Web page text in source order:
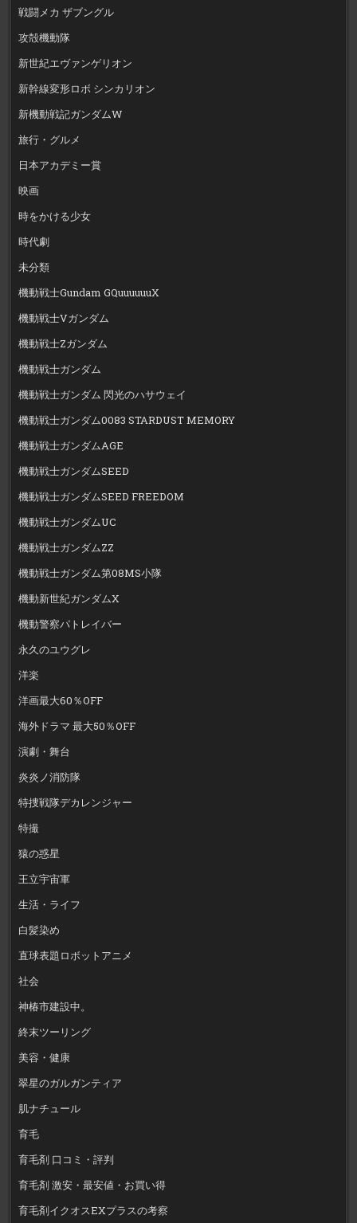
戦闘メカ ザブングル
攻殻機動隊
新世紀エヴァンゲリオン
新幹線変形ロボ シンカリオン
新機動戦記ガンダムW
旅行・グルメ
日本アカデミー賞
映画
時をかける少女
時代劇
未分類
機動戦士Gundam GQuuuuuuX
機動戦士Vガンダム
機動戦士Zガンダム
機動戦士ガンダム
機動戦士ガンダム 閃光のハサウェイ
機動戦士ガンダム0083 STARDUST MEMORY
機動戦士ガンダムAGE
機動戦士ガンダムSEED
機動戦士ガンダムSEED FREEDOM
機動戦士ガンダムUC
機動戦士ガンダムZZ
機動戦士ガンダム第08MS小隊
機動新世紀ガンダムX
機動警察パトレイバー
永久のユウグレ
洋楽
洋画最大60％OFF
海外ドラマ 最大50％OFF
演劇・舞台
炎炎ノ消防隊
特捜戦隊デカレンジャー
特撮
猿の惑星
王立宇宙軍
生活・ライフ
白髪染め
直球表題ロボットアニメ
社会
神椿市建設中。
終末ツーリング
美容・健康
翠星のガルガンティア
肌ナチュール
育毛
育毛剤 口コミ・評判
育毛剤 激安・最安値・お買い得
育毛剤イクオスEXプラスの考察